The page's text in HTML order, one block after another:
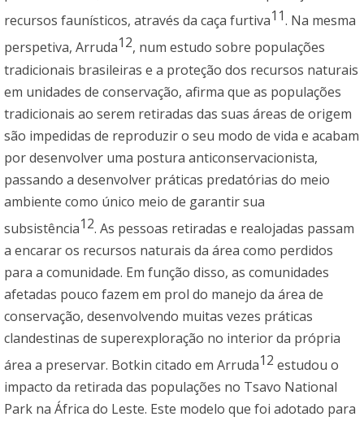
recursos faunísticos, através da caça furtiva11. Na mesma
perspetiva, Arruda12, num estudo sobre populações
tradicionais brasileiras e a proteção dos recursos naturais
em unidades de conservação, afirma que as populações
tradicionais ao serem retiradas das suas áreas de origem
são impedidas de reproduzir o seu modo de vida e acabam
por desenvolver uma postura anticonservacionista,
passando a desenvolver práticas predatórias do meio
ambiente como único meio de garantir sua
subsistência12. As pessoas retiradas e realojadas passam
a encarar os recursos naturais da área como perdidos
para a comunidade. Em função disso, as comunidades
afetadas pouco fazem em prol do manejo da área de
conservação, desenvolvendo muitas vezes práticas
clandestinas de superexploração no interior da própria
área a preservar. Botkin citado em Arruda12 estudou o
impacto da retirada das populações no Tsavo National
Park na África do Leste. Este modelo que foi adotado para